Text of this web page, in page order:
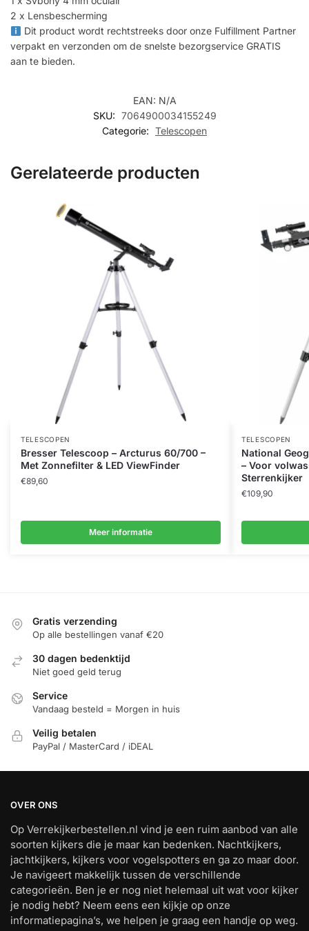
2 x Lensbescherming
Dit product wordt rechtstreeks door onze Fulfillment Partner
verpakt en verzonden om de snelste bezorgservice GRATIS
aan te bieden.
EAN: N/A
SKU: 7064900034155249
Categorie: Telescopen
Gerelateerde producten
TELESCOPEN
Bresser Telescoop – Arcturus 60/700 –
Met Zonnefilter & LED ViewFinder
€89,60
Meer informatie
TELESCOPEN
National
– Voor
Sterrenkijker
€109,90
Gratis verzending
Op alle bestellingen vanaf €20
30 dagen bedenktijd
Niet goed geld terug
Service
Vandaag besteld = Morgen in huis
Veilig betalen
PayPal / MasterCard / iDEAL
OVER ONS
Op Verrekijkerbestellen.nl vind je een ruim aanbod van alle
soorten kijkers die je maar kan bedenken. Nachtkijkers,
jachtkijkers, kijkers voor vogelspotters en ga zo maar door.
Je navigeert makkelijk tussen de verschillende
categorieën. Ben je er nog niet helemaal uit wat voor kijker
je nodig hebt? Neem eens een kijkje op onze
informatiepagina’s, we helpen je graag een handje op weg.